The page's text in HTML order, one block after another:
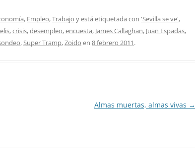
, Empleo,Trabajo y está etiquetada con 'Sevilla se ve',
,crisis,desempleo,encuesta, James Callaghan, Juan Espadas,
,Super Tramp,Zoido en 8 febrero 2011.
Almas muertas, almas vivas →